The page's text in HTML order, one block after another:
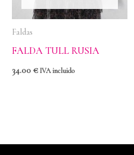
Faldas
FALDA TULL RUSIA
34.00 € IVA incluido